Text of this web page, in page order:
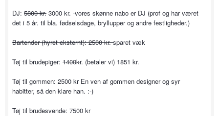
DJ: 5800 kr. 3000 kr. -vores skønne nabo er DJ (prof og har været
det i 5 år. til bla. fødselsdage, bryllupper og andre festligheder.)
Bartender (hyret eksternt): 2500 kr.sparet væk
Tøj til brudepiger: 1400kr. (betaler vi) 1851 kr.
Tøj til gommen: 2500 kr En ven af gommen designer og syr
habitter, så den klare han. :-)
Tøj til brudesvende: 7500 kr